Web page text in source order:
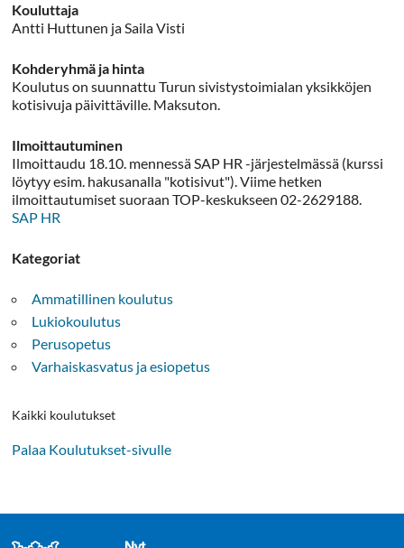
Kouluttaja
Antti Huttunen ja Saila Visti
Kohderyhmä ja hinta
Koulutus on suunnattu Turun sivistystoimialan yksikköjen
kotisivuja päivittäville. Maksuton.
Ilmoittautuminen
Ilmoittaudu 18.10. mennessä SAP HR -järjestelmässä (kurssi
löytyy esim. hakusanalla "kotisivut"). Viime hetken
ilmoittautumiset suoraan TOP-keskukseen 02-2629188.
SAP HR
Kategoriat
Ammatillinen koulutus
Lukiokoulutus
Perusopetus
Varhaiskasvatus ja esiopetus
Kaikki koulutukset
Palaa Koulutukset-sivulle